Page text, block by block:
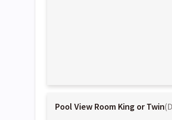
Pool View Room King or Twin(